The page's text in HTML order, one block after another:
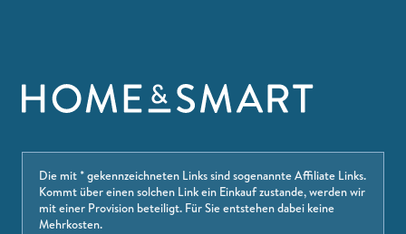
Die mit * gekennzeichneten Links sind sogenannte Affiliate Links.
Kommt über einen solchen Link ein Einkauf zustande, werden wir
mit einer Provision beteiligt. Für Sie entstehen dabei keine
Mehrkosten.